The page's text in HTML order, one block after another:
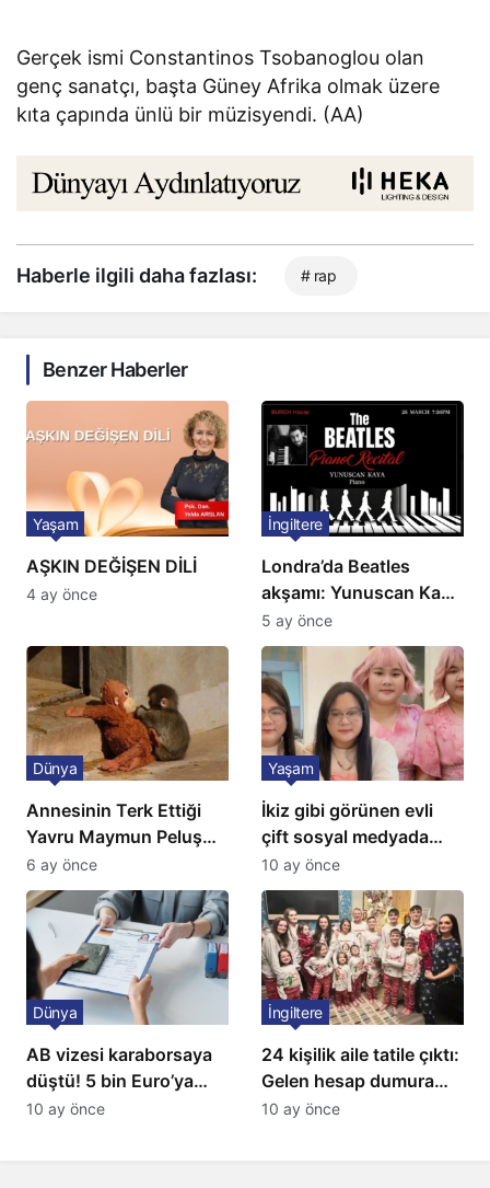
Gerçek ismi Constantinos Tsobanoglou olan
genç sanatçı, başta Güney Afrika olmak üzere
kıta çapında ünlü bir müzisyendi. (AA)
Haberle ilgili daha fazlası: # rap
Benzer Haberler
AŞKIN DEĞİŞEN DİLİ
Yaşam
4 ay önce
Londra’da Beatles
akşamı: Yunuscan Kaya
klasik yorumuyla
sahnede
İngiltere
5 ay önce
Annesinin Terk Ettiği
Yavru Maymun Peluş
Oyuncağını Anne Bildi
Dünya
6 ay önce
İkiz gibi görünen evli
çift sosyal medyada
gündem oldu
Yaşam
10 ay önce
AB vizesi karaborsaya
düştü! 5 bin Euro’ya
varan fiyatlarla
Dünya
10 ay önce
24 kişilik aile tatile çıktı:
Gelen hesap dumura
uğrattı
İngiltere
10 ay önce